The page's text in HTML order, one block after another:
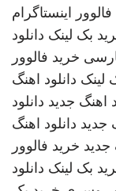
اینستاگرام
بک لینک دانلود
خرید فالوور
لینک دانلود اهنگ
اهنگ جدید دانلود
جدید دانلود اهنگ
جدید خرید فالوور
بک لینک دانلود